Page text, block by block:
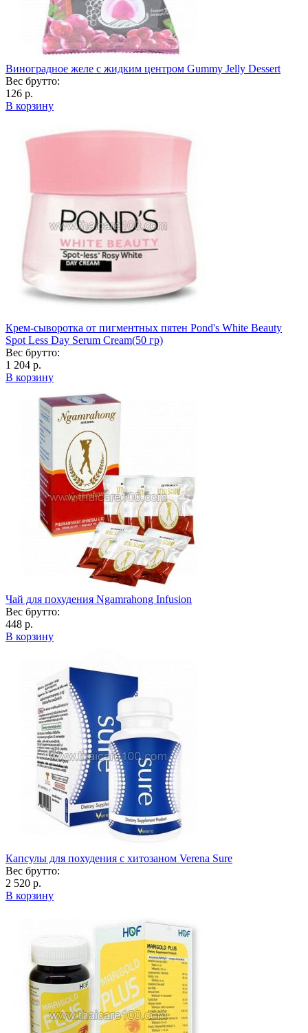
Виноградное желе с жидким центром Gummy Jelly Dessert
Вес брутто:
126 р.
В корзину
Крем-сыворотка от пигментных пятен Pond's White Beauty
Spot Less Day Serum Cream(50 гр)
Вес брутто:
1 204 р.
В корзину
Чай для похудения Ngamrahong Infusion
Вес брутто:
448 р.
В корзину
Капсулы для похудения с хитозаном Verena Sure
Вес брутто:
2 520 р.
В корзину